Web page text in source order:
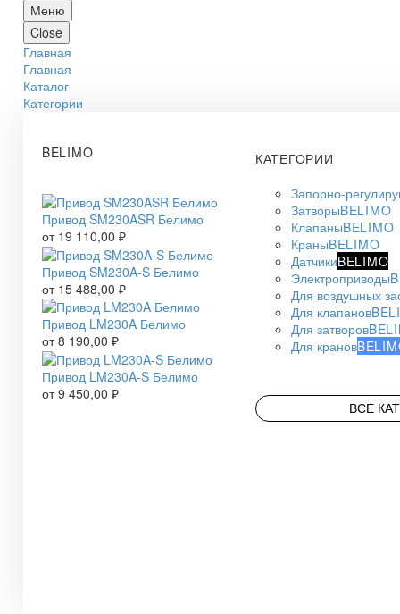
Меню
Close
Главная
Главная
Каталог
Категории
BELIMO
Привод SM230ASR Белимо
от 19 110,00 ₽
Привод SM230A-S Белимо
от 15 488,00 ₽
Привод LM230A Белимо
от8 190,00 ₽
Привод LM230A-S Белимо
от9 450,00 ₽
КАТЕГОРИИ
Запорно-
ЗатворыBELIMO
КлапаныBELIMO
КраныBELIMO
ДатчикиBELIMO
Электроприводы
Для воздушных
Для клапанов
Для затворов
Для кранов
ВСЕ